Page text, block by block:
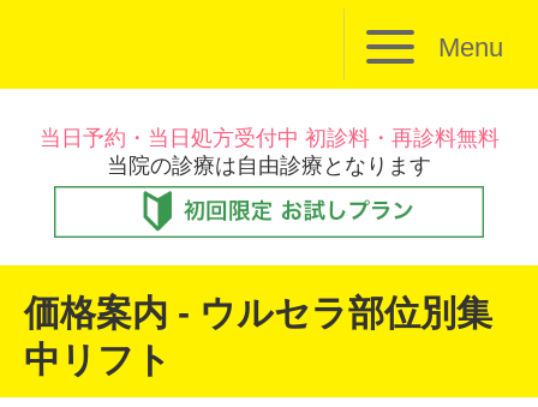
Menu
当日予約・当日処方受付中 初診料・再診料無料
当院の診療は自由診療となります
価格案内 - ウルセラ部位別集
中リフト